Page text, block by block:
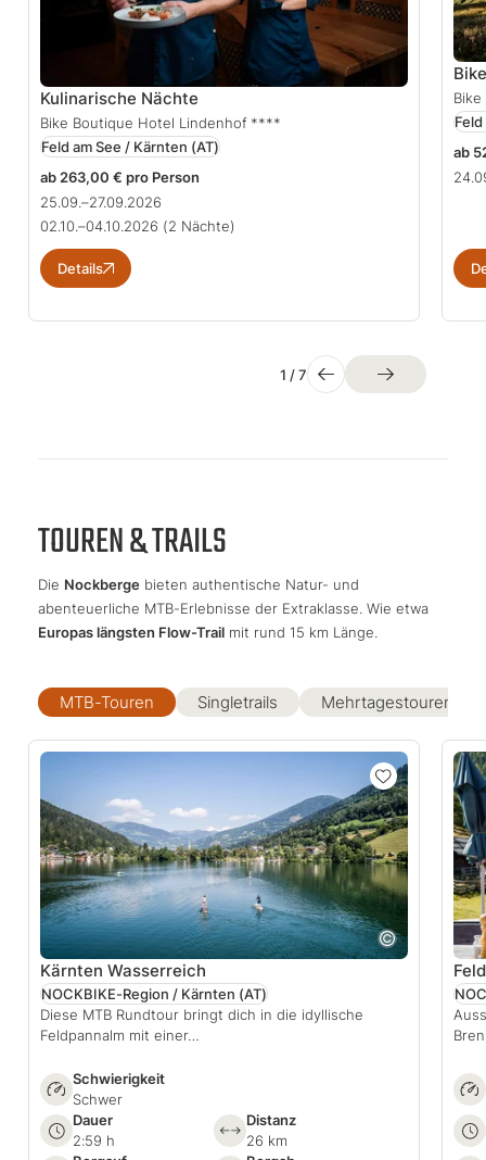
Kulinarische Nächte
Bike Boutique Hotel Lindenhof ****
Feld am See / Kärnten (AT)
ab 263,00 € pro Person
25.09.–27.09.2026
02.10.–04.10.2026 (2 Nächte)
Details
ab
1 /7
TOUREN & TRAILS
Die Nockberge bieten authentische Natur- und
abenteuerliche MTB-Erlebnisse der Extraklasse. Wie etwa
Europas längsten Flow-Trail mit rund 15 km Länge.
MTB-Touren Singletrails Mehrtagestouren
Kärnten Wasserreich
NOCKBIKE-Region / Kärnten (AT)
Diese MTB Rundtour bringt dich in die idyllische
Feldpannalm mit einer…
Schwierigkeit
Schwer
Dauer
2:59 h
Distanz
26 km